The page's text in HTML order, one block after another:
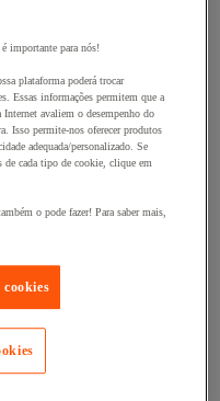
de materiais perigosos
e armazenamento
lítio
importante para nós!
plataforma poderá trocar
Essas informações permitem que a
Internet avaliem o desempenho do
Isso permite-nos oferecer produtos
adequada/personalizado. Se
de cada tipo de cookie, clique em
o pode fazer! Para saber mais,